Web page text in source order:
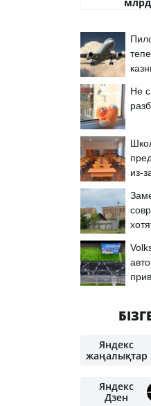
Не
из-
Яндекс
жаңалықтар
Яндекс
Дзен